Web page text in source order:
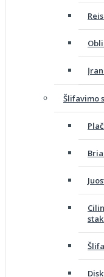
Šlifavimo